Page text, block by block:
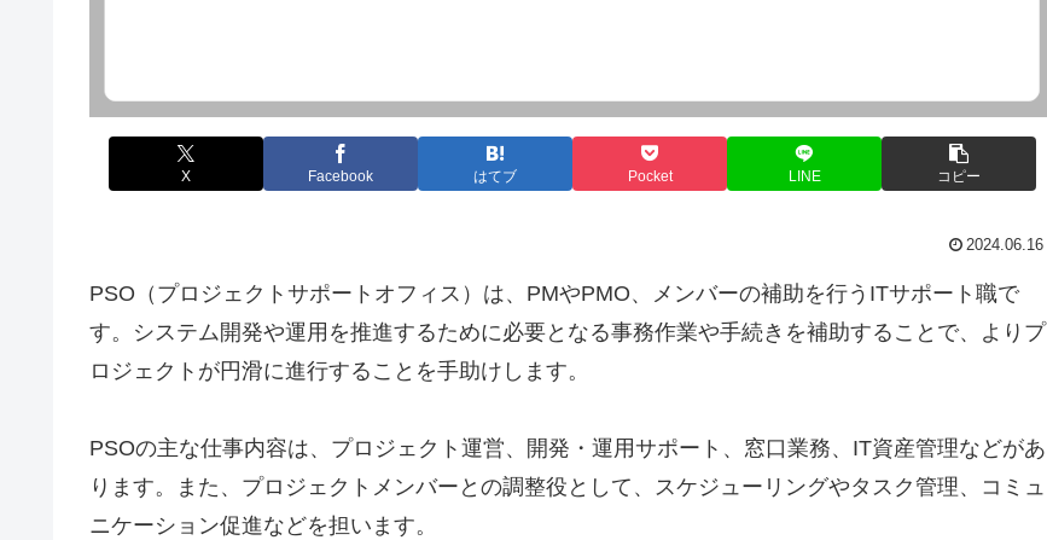
X Facebook はてブ Pocket LINE コピー
2024.06.16
PSO（プロジェクトサポートオフィス）は、PMやPMO、メンバーの補助を行うITサポート職で
す。システム開発や運用を推進するために必要となる事務作業や手続きを補助することで、よりプ
ロジェクトが円滑に進行することを手助けします。
PSOの主な仕事内容は、プロジェクト運営、開発・運用サポート、窓口業務、IT資産管理などがあ
ります。また、プロジェクトメンバーとの調整役として、スケジューリングやタスク管理、コミュ
ニケーション促進などを担います。